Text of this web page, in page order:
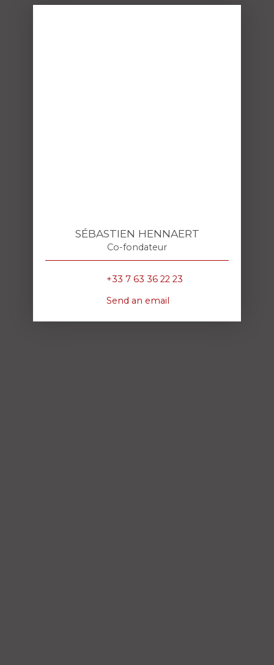
SÉBASTIEN HENNAERT
Co-fondateur
+33 7 63 36 22 23
Send an email